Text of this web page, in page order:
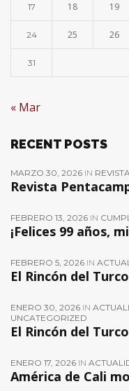
17 18 19
24 25 26
31
« Mar
RECENT POSTS
MARZO 30, 2026 IN
Revista
FEBRERO 13, 2026 IN
¡Felices 99 años,
FEBRERO 5, 2026 IN
El Rincón del
ENERO 30, 2026 IN
UNCATEGORIZED
El Rincón del
ENERO 17, 2026 IN
América de Cali